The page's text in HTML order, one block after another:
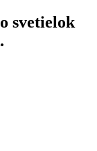
svetielok